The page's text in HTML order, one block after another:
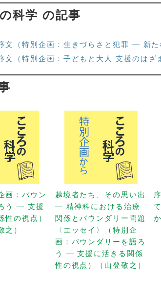
科学 の記事
文（特別企画：生きづらさと犯罪 — 新た
文（特別企画：子どもと大人 支援のはざ
画：バウン
う — 支援
性の視点）
之）
越境者たち、その思い出
— 精神科における治療
関係とバウンダリー問題
〈エッセイ〉（特別企
画：バウンダリーを語ろ
う — 支援に活きる関係
性の視点）（山登敬之）